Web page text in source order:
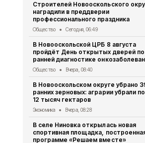
Строителей Новооскольского
наградили в преддверии
профессионального праздника
Общество Сегодня, 06:49
В Новооскольской ЦРБ 8 августа
пройдёт День открытых дверей по
ранней диагностике
Общество Вчера, 08:40
В Новооскольском округе убрано
ранних зерновых: аграрии убрали
12 тысяч гектаров
Экономика Вчера, 08:28
В селе Ниновка открылась новая
спортивная площадка,
программе «Решаем вместе»